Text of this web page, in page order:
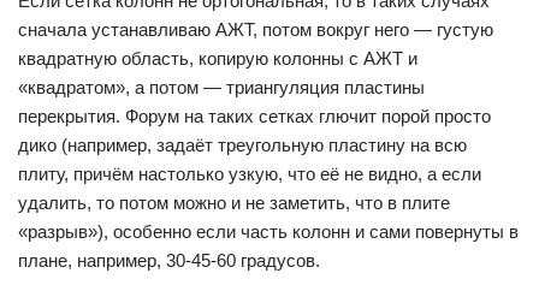
сначала устанавливаю АЖТ, потом вокруг него — густую
квадратную область, копирую колонны с АЖТ и
«квадратом», а потом — триангуляция пластины
перекрытия. Форум на таких сетках глючит порой просто
дико (например, задаёт треугольную пластину на всю
плиту, причём настолько узкую, что её не видно, а если
удалить, то потом можно и не заметить, что в плите
«разрыв»), особенно если часть колонн и сами повернуты в
плане, например, 30-45-60 градусов.